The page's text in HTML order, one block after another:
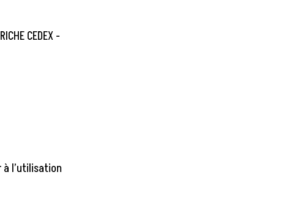
CEDEX -
l’utilisation